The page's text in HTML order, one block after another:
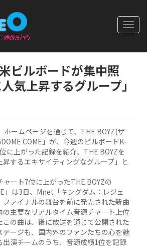
ビルボードが集中照
気上昇するグループ」
ホームページを通じて、THE BOYZ(ザ
COME」が、今週のビルボードK-
に上がった記録を紹介、THE BOYZを
昇するエキサイティングなグループ」と
ャート7位に上がったTHE BOYZの
」は3日、Mnet「キングダム：レジェ
ファイナルの舞台を前に発売された新曲
の主要なリアルタイム音源チャート上位
の曲は、後に放送を通じて公開された
テージも、国内外のファンたちの心を魅
出演チームのうち、音源成績1位を記録